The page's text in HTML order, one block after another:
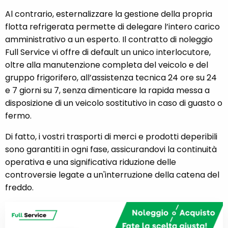
Al contrario, esternalizzare la gestione della propria
flotta refrigerata permette di delegare l’intero carico
amministrativo a un esperto. Il contratto di noleggio
Full Service vi offre di default un unico interlocutore,
oltre alla manutenzione completa del veicolo e del
gruppo frigorifero, all’assistenza tecnica 24 ore su 24
e 7 giorni su 7, senza dimenticare la rapida messa a
disposizione di un veicolo sostitutivo in caso di guasto o
fermo.
Di fatto, i vostri trasporti di merci e prodotti deperibili
sono garantiti in ogni fase, assicurandovi la continuità
operativa e una significativa riduzione delle
controversie legate a un'interruzione della catena del
freddo.